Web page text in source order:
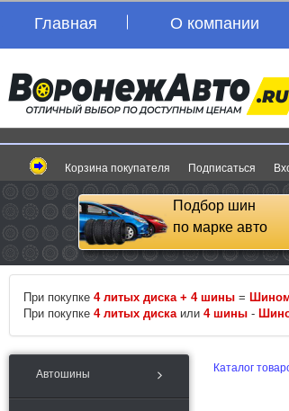
Главная О компании
Корзина покупателя Подписаться
Подбор шин
по марке авто
При покупке 4 литых диска + 4 шины =
При покупке 4 литых диска или 4 шины -
Автошины Каталог